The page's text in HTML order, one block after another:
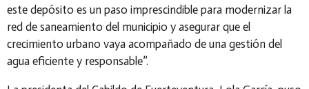
este depósito es un paso imprescindible para modernizar la
red de saneamiento del municipio y asegurar que el
crecimiento urbano vaya acompañado de una gestión del
agua eficiente y responsable”.